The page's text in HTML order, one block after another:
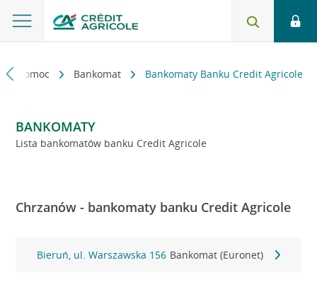
i pomoc Bankomat Bankomaty Banku Credit Agricole
BANKOMATY
Lista bankomatów banku Credit Agricole
Chrzanów - bankomaty banku Credit Agricole
Bieruń, ul. Warszawska 156 Bankomat (Euronet)